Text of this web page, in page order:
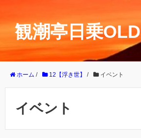
観潮亭日乗OLD
ホーム / 12【浮き世】 / イベント
イベント